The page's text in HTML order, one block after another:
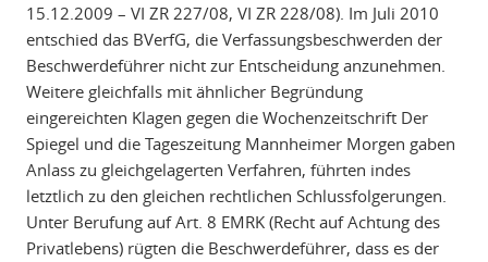
15.12.2009 – VI ZR 227/08, VI ZR 228/08). Im Juli 2010
entschied das BVerfG, die Verfassungsbeschwerden der
Beschwerdeführer nicht zur Entscheidung anzunehmen.
Weitere gleichfalls mit ähnlicher Begründung
eingereichten Klagen gegen die Wochenzeitschrift Der
Spiegel und die Tageszeitung Mannheimer Morgen gaben
Anlass zu gleichgelagerten Verfahren, führten indes
letztlich zu den gleichen rechtlichen Schlussfolgerungen.
Unter Berufung auf Art. 8 EMRK (Recht auf Achtung des
Privatlebens) rügten die Beschwerdeführer, dass es der